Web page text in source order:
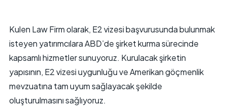
Kulen Law Firm olarak, E2 vizesi başvurusunda bulunmak
isteyen yatırımcılara ABD’de şirket kurma sürecinde
kapsamlı hizmetler sunuyoruz. Kurulacak şirketin
yapısının, E2 vizesi uygunluğu ve Amerikan göçmenlik
mevzuatına tam uyum sağlayacak şekilde
oluşturulmasını sağlıyoruz.